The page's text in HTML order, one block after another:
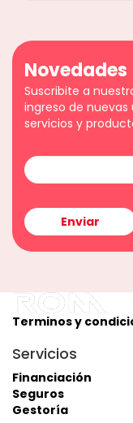
Novedades
Suscribite a
ingreso de
servicios y
Terminos y
Servicios
Financiación
Seguros
Gestoría